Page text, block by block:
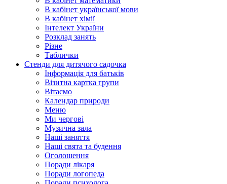
В кабінет української мови
В кабінет хімії
Інтелект України
Розклад занять
Різне
Таблички
Стенди для дитячого садочка
Інформація для батьків
Візитна картка групи
Вітаємо
Календар природи
Меню
Ми чергові
Музична зала
Наші заняття
Наші свята та будення
Оголошення
Поради лікаря
Поради логопеда